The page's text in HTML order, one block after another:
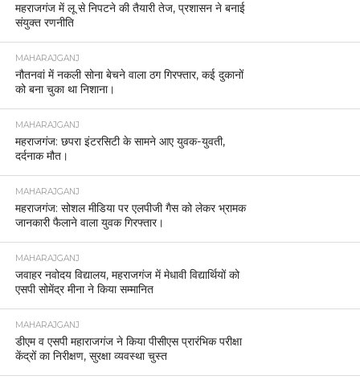
महराजगंज में लू से निपटने की तैयारी तेज, प्रशासन ने बनाई
संयुक्त रणनीति
MAHARAJGANJ
नौतनवां में नकली सोना बेचने वाला ठग गिरफ्तार, कई दुकानों
को बना चुका था निशाना।
MAHARAJGANJ
महराजगंज: छपरा इंटरसिटी के सामने आए युवक-युवती,
दर्दनाक मौत।
MAHARAJGANJ
महराजगंज: सोशल मीडिया पर एलपीजी गैस को लेकर भ्रामक
जानकारी फैलाने वाला युवक गिरफ्तार।
MAHARAJGANJ
जवाहर नवोदय विद्यालय, महराजगंज में मेधावी विद्यार्थियों को
एसपी सोमेंद्र मीना ने किया सम्मानित
MAHARAJGANJ
डीएम व एसपी महाराजगंज ने किया पीसीएस प्रारंभिक परीक्षा
केंद्रों का निरीक्षण, सुरक्षा व्यवस्था चुस्त